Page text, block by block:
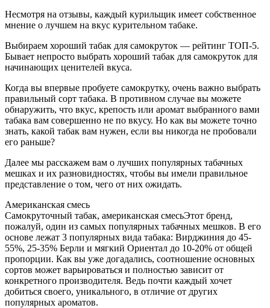
Несмотря на отзывы, каждый курильщик имеет собственное
мнение о лучшем на вкус курительном табаке.
Выбираем хороший табак для самокруток — рейтинг ТОП-5.
Бывает непросто выбрать хороший табак для самокруток для
начинающих ценителей вкуса.
Когда вы впервые пробуете самокрутку, очень важно выбрать
правильный сорт табака. В противном случае вы можете
обнаружить, что вкус, крепость или аромат выбранного вами
табака вам совершенно не по вкусу. Но как вы можете точно
знать, какой табак вам нужен, если вы никогда не пробовали
его раньше?
Далее мы расскажем вам о лучших популярных табачных
мешках и их разновидностях, чтобы вы имели правильное
представление о том, чего от них ожидать.
Американская смесь
Самокруточный табак, американская смесьЭтот бренд,
пожалуй, один из самых популярных табачных мешков. В его
основе лежат 3 популярных вида табака: Вирджиния до 45-
55%, 25-35% Берли и мягкий Ориентал до 10-20% от общей
пропорции. Как вы уже догадались, соотношение основных
сортов может варьироваться и полностью зависит от
конкретного производителя. Ведь почти каждый хочет
добиться своего, уникального, в отличие от других
популярных ароматов.